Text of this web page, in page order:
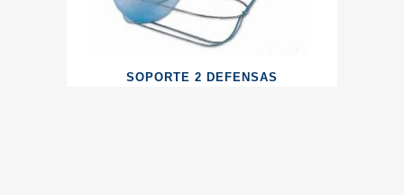
SOPORTE 2 DEFENSAS